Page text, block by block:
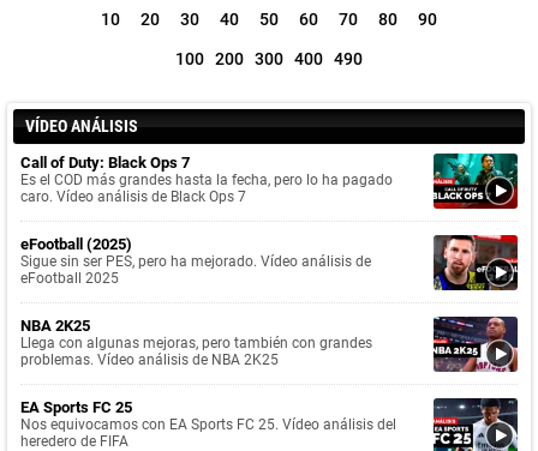
10 20 30 40 50 60 70 80 90
100 200 300 400 490
VÍDEO ANÁLISIS
Call of Duty: Black Ops 7
Es el COD más grandes hasta la fecha, pero lo ha pagado
caro. Vídeo análisis de Black Ops 7
eFootball (2025)
Sigue sin ser PES, pero ha mejorado. Vídeo análisis de
eFootball 2025
NBA 2K25
Llega con algunas mejoras, pero también con grandes
problemas. Vídeo análisis de NBA 2K25
EA Sports FC 25
Nos equivocamos con EA Sports FC 25. Vídeo análisis del
heredero de FIFA